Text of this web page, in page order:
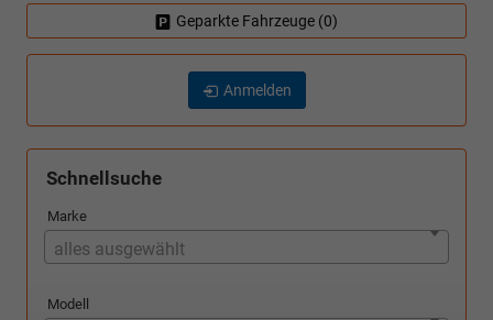
Geparkte Fahrzeuge (0)
Anmelden
Schnellsuche
Marke
alles ausgewählt
Modell